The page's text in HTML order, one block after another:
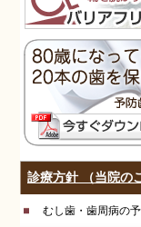
診療方針 （当院の
むし歯・歯周病の